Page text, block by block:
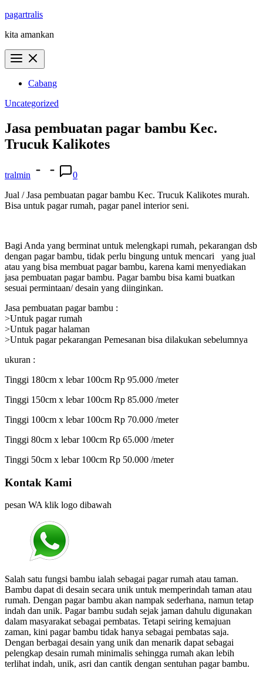
Skip
content
pagartralis
kita amankan
Cabang
Uncategorized
Jasa pembuatan pagar bambu Kec.
Trucuk Kalikotes
tralmin
0
Jual / Jasa pembuatan pagar bambu Kec. Trucuk Kalikotes murah.
Bisa untuk pagar rumah, pagar panel interior seni.
Bagi Anda yang berminat untuk melengkapi rumah, pekarangan dsb
dengan pagar bambu, tidak perlu bingung untuk mencari yang jual
atau yang bisa membuat pagar bambu, karena kami menyediakan
jasa pembuatan pagar bambu. Pagar bambu bisa kami buatkan
sesuai permintaan/ desain yang diinginkan.
Jasa pembuatan pagar bambu :
>Untuk pagar rumah
>Untuk pagar halaman
>Untuk pagar pekarangan Pemesanan bisa dilakukan sebelumnya
ukuran :
Tinggi 180cm x lebar 100cm Rp 95.000 /meter
Tinggi 150cm x lebar 100cm Rp 85.000 /meter
Tinggi 100cm x lebar 100cm Rp 70.000 /meter
Tinggi 80cm x lebar 100cm Rp 65.000 /meter
Tinggi 50cm x lebar 100cm Rp 50.000 /meter
Kontak Kami
pesan WA klik logo dibawah
Salah satu fungsi bambu ialah sebagai pagar rumah atau taman.
Bambu dapat di desain secara unik untuk memperindah taman atau
rumah. Dengan pagar bambu akan nampak sederhana, namun tetap
indah dan unik. Pagar bambu sudah sejak jaman dahulu digunakan
dalam masyarakat sebagai pembatas. Tetapi seiring kemajuan
zaman, kini pagar bambu tidak hanya sebagai pembatas saja.
Dengan berbagai desain yang unik dan menarik dapat sebagai
pelengkap desain rumah minimalis sehingga rumah akan lebih
terlihat indah, unik, asri dan cantik dengan sentuhan pagar bambu.